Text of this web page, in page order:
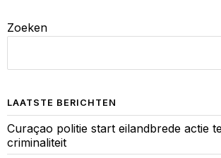
Zoeken
LAATSTE BERICHTEN
Curaçao politie start eilandbrede actie
criminaliteit